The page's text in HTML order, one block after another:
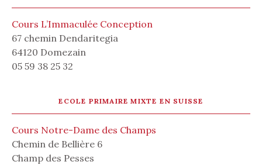
Cours L’Immaculée Conception
67 chemin Dendaritegia
64120 Domezain
05 59 38 25 32
ECOLE PRIMAIRE MIXTE EN SUISSE
Cours Notre-Dame des Champs
Chemin de Bellière 6
Champ des Pesses